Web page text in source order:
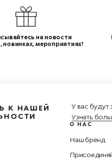
на новости
новинках, мероприятиях!
К НАШЕЙ
У вас будут
Узнать
О НАС
Наш бренд